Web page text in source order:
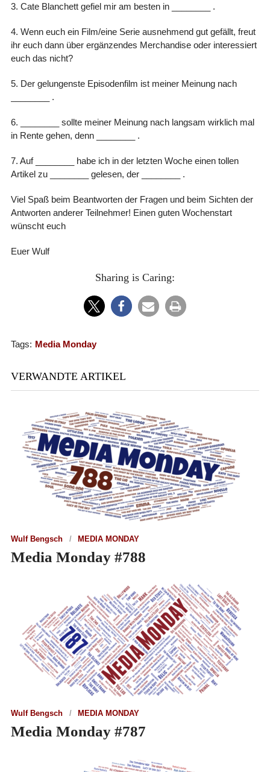
3. Cate Blanchett gefiel mir am besten in ________ .
4. Wenn euch ein Film/eine Serie ausnehmend gut gefällt, freut
ihr euch dann über ergänzendes Merchandise oder interessiert
euch das nicht?
5. Der gelungenste Episodenfilm ist meiner Meinung nach
________ .
6. ________ sollte meiner Meinung nach langsam wirklich mal
in Rente gehen, denn ________ .
7. Auf ________ habe ich in der letzten Woche einen tollen
Artikel zu ________ gelesen, der ________ .
Viel Spaß beim Beantworten der Fragen und beim Sichten der
Antworten anderer Teilnehmer! Einen guten Wochenstart
wünscht euch
Euer Wulf
Sharing is Caring:
Tags: Media Monday
VERWANDTE ARTIKEL
Wulf Bengsch MEDIA MONDAY
Media Monday #788
Wulf Bengsch MEDIA MONDAY
Media Monday #787